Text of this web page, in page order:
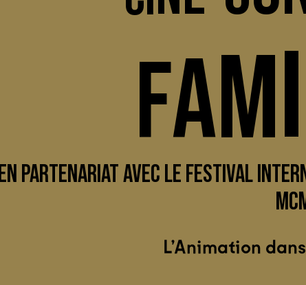
FAM
EN PARTENARIAT AVEC LE FESTIVAL
L’Animation